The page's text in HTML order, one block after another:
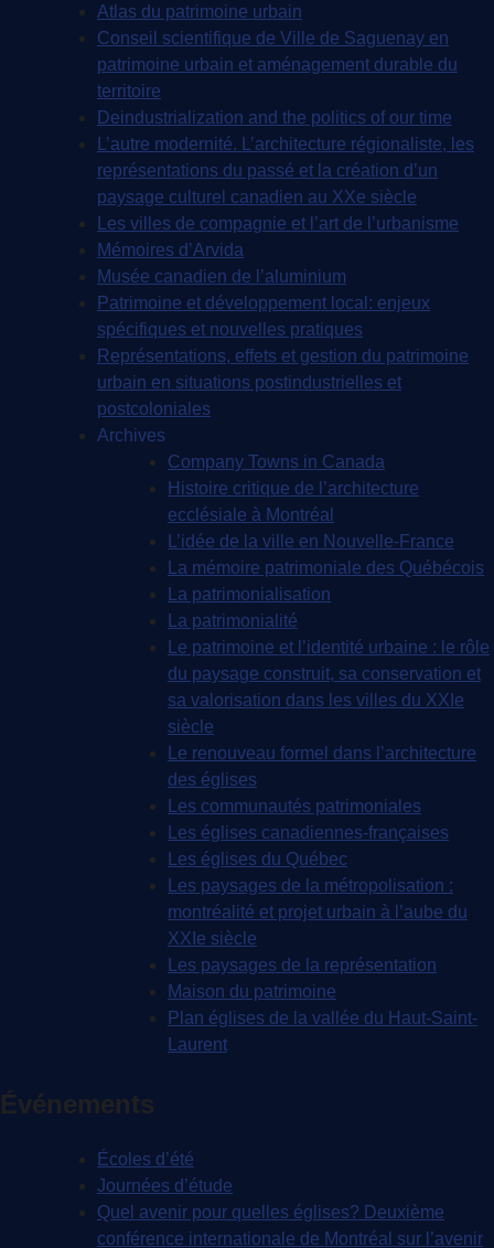
Atlas du patrimoine urbain
Conseil scientifique de Ville de Saguenay en
patrimoine urbain et aménagement durable du
territoire
Deindustrialization and the politics of our time
L’autre modernité. L’architecture régionaliste, les
représentations du passé et la création d’un
paysage culturel canadien au XXe siècle
Les villes de compagnie et l’art de l’urbanisme
Mémoires d’Arvida
Musée canadien de l’aluminium
Patrimoine et développement local: enjeux
spécifiques et nouvelles pratiques
Représentations, effets et gestion du patrimoine
urbain en situations postindustrielles et
postcoloniales
Archives
Company Towns in Canada
Histoire critique de l’architecture
ecclésiale à Montréal
L’idée de la ville en Nouvelle-France
La mémoire patrimoniale des Québécois
La patrimonialisation
La patrimonialité
Le patrimoine et l’identité urbaine : le rôle
du paysage construit, sa conservation et
sa valorisation dans les villes du XXIe
siècle
Le renouveau formel dans l’architecture
des églises
Les communautés patrimoniales
Les églises canadiennes-françaises
Les églises du Québec
Les paysages de la métropolisation :
montréalité et projet urbain à l’aube du
XXIe siècle
Les paysages de la représentation
Maison du patrimoine
Plan églises de la vallée du Haut-Saint-
Laurent
Événements
Écoles d’été
Journées d’étude
Quel avenir pour quelles églises? Deuxième
conférence internationale de Montréal sur l’avenir